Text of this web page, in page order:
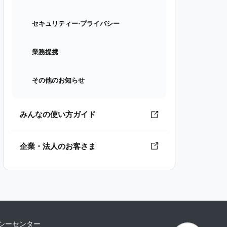
セキュリティー⋅プライバシー
業務提携
その他のお知らせ
みんなの使い方ガイド
企業・法人のお客さま
ーセンター